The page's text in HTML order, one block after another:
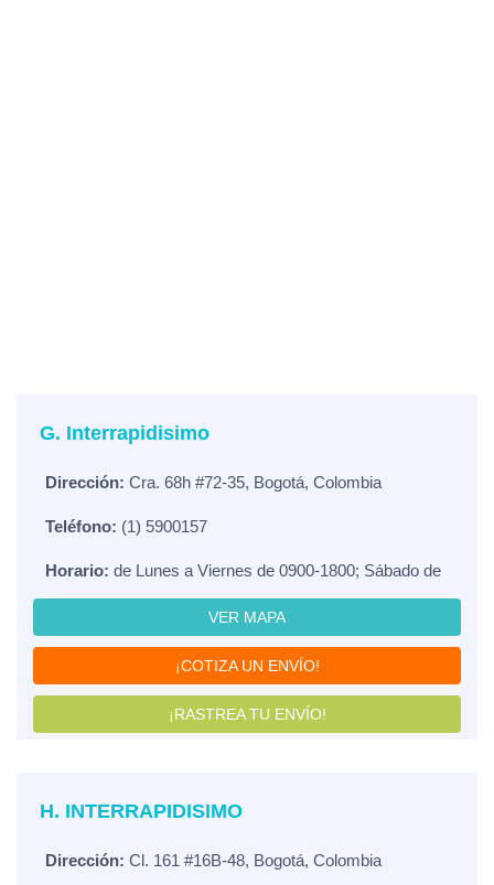
G. Interrapidisimo
Dirección: Cra. 68h #72-35, Bogotá, Colombia
Teléfono: (1) 5900157
Horario: de Lunes a Viernes de 0900-1800; Sábado de
VER MAPA
¡COTIZA UN ENVÍO!
¡RASTREA TU ENVÍO!
H. INTERRAPIDISIMO
Dirección: Cl. 161 #16B-48, Bogotá, Colombia